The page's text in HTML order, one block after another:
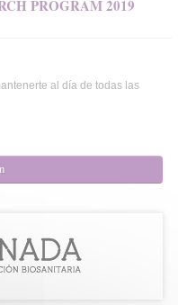
PROGRAM 2019
al día de todas las